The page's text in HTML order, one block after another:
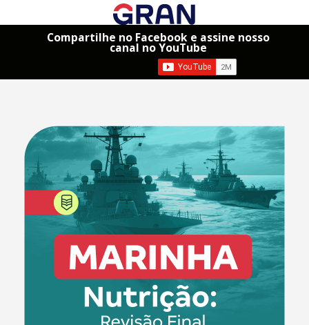
Compartilhe no Facebook e assine nosso
canal no YouTube